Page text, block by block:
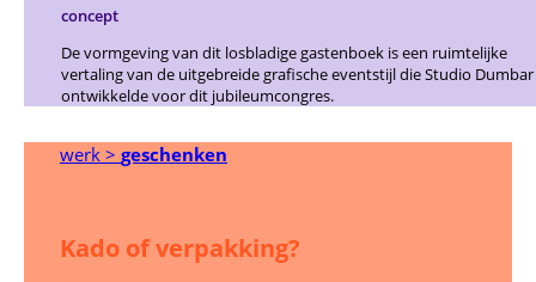
concept
De vormgeving van dit losbladige gastenboek is een ruimtelijke
vertaling van de uitgebreide grafische eventstijl die Studio Dumbar
ontwikkelde voor dit jubileumcongres.
werk > geschenken
Kado of verpakking?